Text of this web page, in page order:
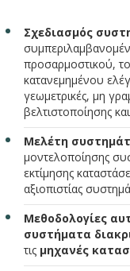
Σχεδιασμός
προσαρμοστικού,
κατανεμημένου
γεωμετρικές, μη
βελτιστοποίησης
Μελέτη
μοντελοποίησης
εκτίμησης
αξιοπιστίας
Μεθοδολογίες
συστήματα
τις μηχανές